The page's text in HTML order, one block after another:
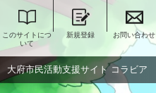
このサイトにつ
いて
新規登録 お問い合わせ
大府市民活動支援サイト コラビア